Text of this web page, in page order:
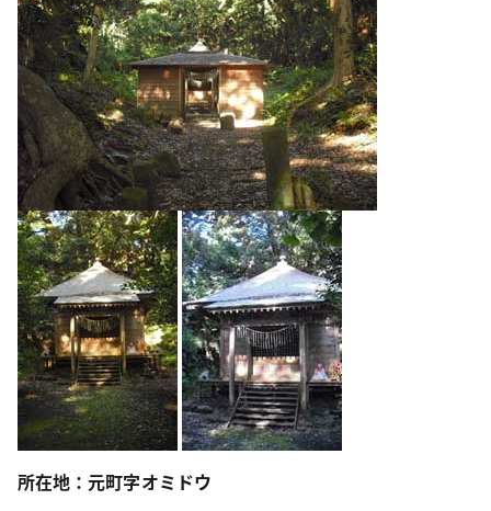
所在地：元町字オミドウ